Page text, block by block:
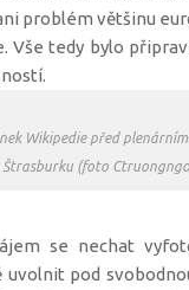
problém většinu
Vše tedy bylo
Wikipedie před
Štrasburku (foto
se nechat
uvolnit pod